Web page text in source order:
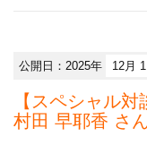
公開日：2025年 12月
【スペシャル
村田 早耶香 さん